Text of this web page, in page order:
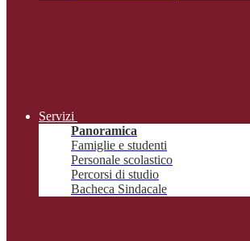
Servizi
Panoramica
Famiglie e studenti
Personale scolastico
Percorsi di studio
Bacheca Sindacale